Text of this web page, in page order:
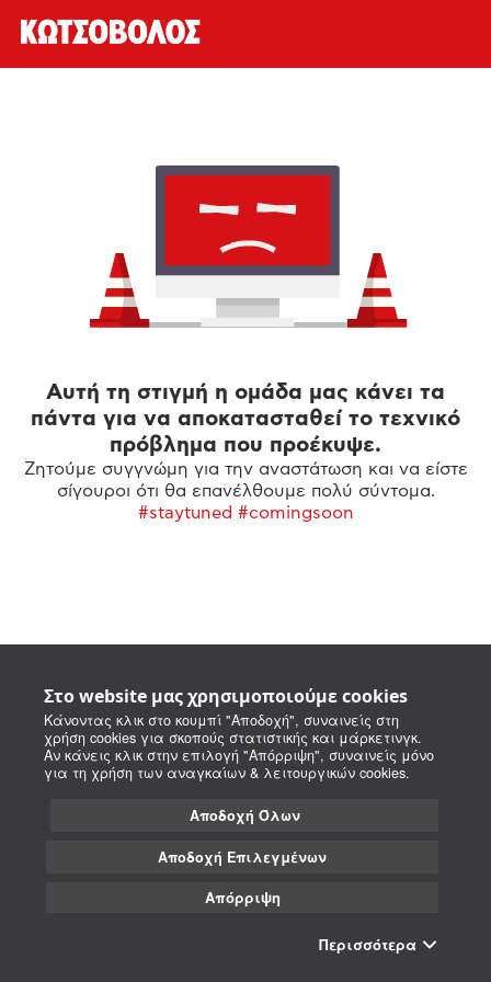
Στο website μας χρησιμοποιούμε cookies
Κάνοντας κλικ στο κουμπί "Αποδοχή", συναινείς στη
χρήση cookies για σκοπούς στατιστικής και μάρκετινγκ.
Αν κάνεις κλικ στην επιλογή "Απόρριψη", συναινείς μόνο
για τη χρήση των αναγκαίων & λειτουργικών cookies.
Αποδοχή Όλων
Αποδοχή Επιλεγμένων
Απόρριψη
Περισσότερα
Αυτή τη στιγμή η ομάδα μας κάνει τα
πάντα για να αποκατασταθεί το τεχνικό
πρόβλημα που προέκυψε.
Ζητούμε συγγνώμη για την αναστάτωση και να είστε
σίγουροι ότι θα επανέλθουμε πολύ σύντομα.
#staytuned #comingsoon